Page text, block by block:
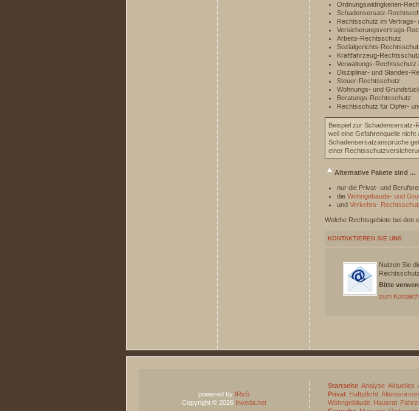
Ordnungswidrigkeiten-
Schadensersatz-
Rechtsschutz im Vertrags-
Versicherungsvertrags-
Arbeits-Rechtsschutz
Sozialgerichts-
Kraftfahrzeug-
Verwaltungs-Rechtsschutz
Disziplinar- und Standes-
Steuer-Rechtsschutz
Wohnungs- und
Beratungs-Rechtsschutz
Rechtsschutz für Opfer-
Beispiel zur Schadensersatz-
weil eine Gefahrenquelle
Schadensersatzansprüche
einer
Alternative Pakete sind ...
nur die Privat- und
die Wohngebäude- und
und Verkehrs-
Welche Rechtsgebiete bei den
KONTAKTIEREN SIE UNS
Nutzen Sie
Bitte
zum
powered by IReS
Copyright © 2026 Inveda.net
Startseite Analyse Aktuelles
Privat Haftpflicht
Wohngebäude Hausrat